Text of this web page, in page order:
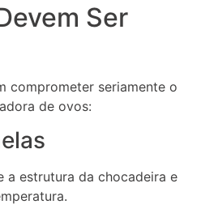
Ser
comprometer seriamente o
de ovos:
a estrutura da chocadeira e